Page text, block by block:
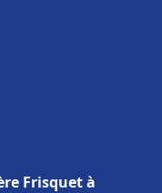
Frisquet à